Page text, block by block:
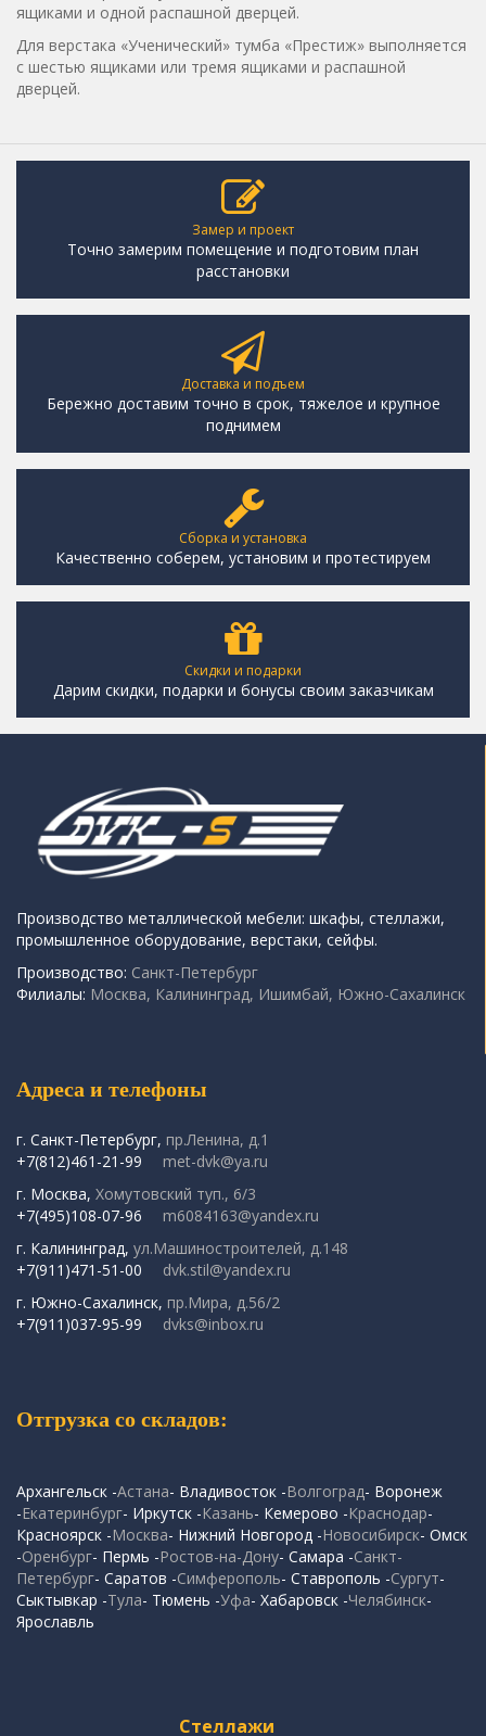
ящиками и одной распашной дверцей.
Для верстака «Ученический» тумба «Престиж» выполняется
с шестью ящиками или тремя ящиками и распашной
дверцей.
Замер и проект
Точно замерим помещение и подготовим план
расстановки
Доставка и подъем
Бережно доставим точно в срок, тяжелое и крупное
поднимем
Сборка и установка
Качественно соберем, установим и протестируем
Скидки и подарки
Дарим скидки, подарки и бонусы своим заказчикам
Производство металлической мебели: шкафы, стеллажи,
промышленное оборудование, верстаки, сейфы.
Производство: Санкт-Петербург
Филиалы: Москва, Калининград, Ишимбай, Южно-Сахалинск
Адреса и телефоны
г. Санкт-Петербург, пр.Ленина, д.1
+7(812)461-21-99
met-dvk@ya.ru
г. Москва, Хомутовский туп., 6/3
+7(495)108-07-96
m6084163@yandex.ru
г. Калининград, ул.Машиностроителей, д.148
+7(911)471-51-00
dvk.stil@yandex.ru
г. Южно-Сахалинск, пр.Мира, д.56/2
+7(911)037-95-99
dvks@inbox.ru
Отгрузка со складов:
Архангельск -Астана- Владивосток -Волгоград- Воронеж
-Екатеринбург- Иркутск -Казань- Кемерово -Краснодар-
Красноярск -Москва- Нижний Новгород -Новосибирск- Омск
-Оренбург- Пермь -Ростов-на-Дону- Самара -Санкт-
Петербург- Саратов -Симферополь- Ставрополь -Сургут-
Сыктывкар -Тула- Тюмень -Уфа- Хабаровск -Челябинск-
Ярославль
Стеллажи